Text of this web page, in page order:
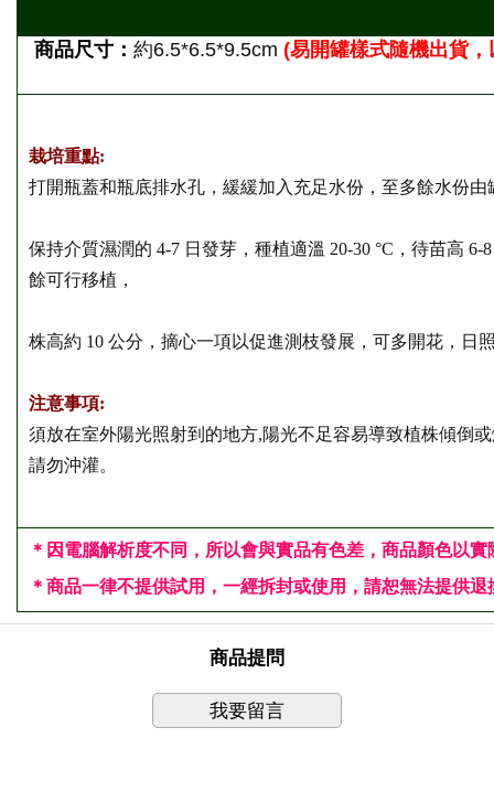
商品尺寸： 約6.5*6.5*9.5cm (易開罐樣式隨機出貨
栽培重點:
打開瓶蓋和瓶底排水孔，緩緩加入充足水份，至多餘水份由
保持介質濕潤的 4-7 日發芽，種植適溫 20-30 °C，待苗高
餘可行移植，
株高約 10 公分，摘心一項以促進測枝發展，可多開花，日
注意事項:
須放在室外陽光照射到的地方,陽光不足容易導致植株傾倒
請勿沖灌。
＊因電腦解析度不同，所以會與實品有色差，商品顏色以
＊ 商品一律不提供試用，一經拆封或使用，請恕無法提供退
商品提問
我要留言